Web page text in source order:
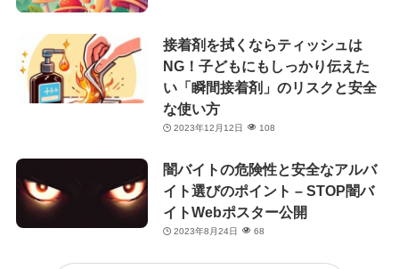
接着剤を拭くならティッシュは
NG！子どもにもしっかり伝えた
い「瞬間接着剤」のリスクと安全
な使い方
2023年12月12日 108
闇バイトの危険性と安全なアルバ
イト選びのポイント – STOP闇バ
イトWebポスター公開
2023年8月24日 68